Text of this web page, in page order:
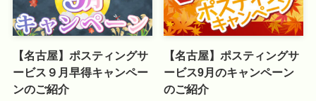
【名古屋】ポスティングサ
ービス９月早得キャンペー
ンのご紹介
【名古屋】ポスティングサ
ービス9月のキャンペーン
のご紹介